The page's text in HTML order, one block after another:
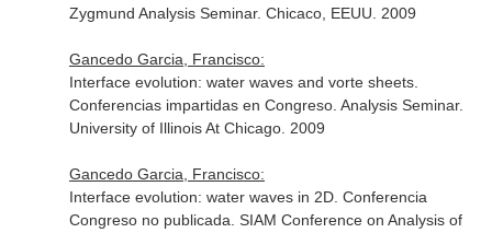
Zygmund Analysis Seminar. Chicaco, EEUU. 2009
Gancedo Garcia, Francisco:
Interface evolution: water waves and vorte sheets.
Conferencias impartidas en Congreso. Analysis Seminar.
University of Illinois At Chicago. 2009
Gancedo Garcia, Francisco:
Interface evolution: water waves in 2D. Conferencia
Congreso no publicada. SIAM Conference on Analysis of